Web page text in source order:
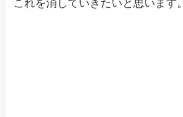
これを消していきたいと思います。